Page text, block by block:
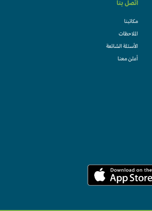
اتصل بنا
مكاتبنا
الملاحظات
الأسئلة الشائعة
أعلن معنا